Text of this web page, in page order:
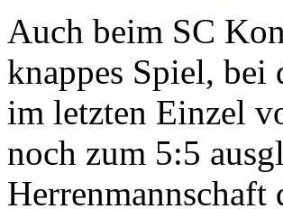
Auch beim SC
knappes Spiel,
im letzten Einzel
noch zum 5:5